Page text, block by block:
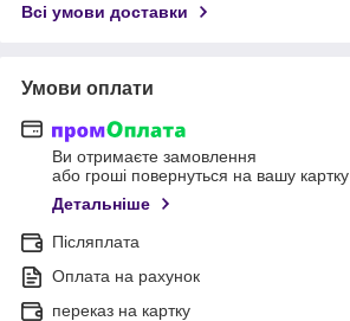
Всі умови доставки
Умови оплати
Ви отримаєте замовлення
або гроші повернуться на вашу картку
Детальніше
Післяплата
Оплата на рахунок
переказ на картку